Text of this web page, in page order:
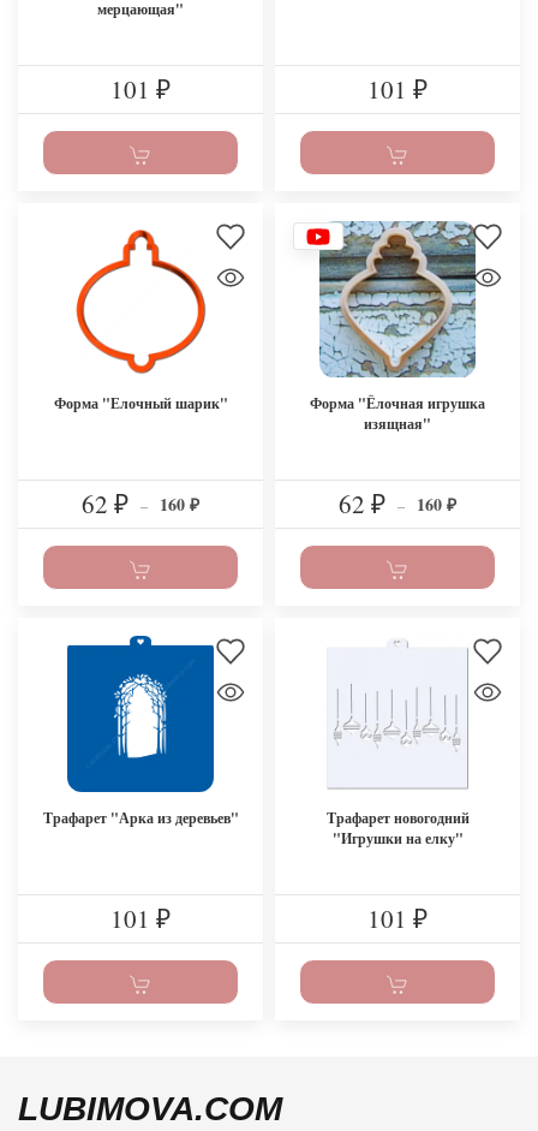
мерцающая"
101 ₽ 101 ₽
Форма "Елочный шарик"
62 ₽ – 160 ₽
Форма "Ёлочная игрушка
изящная"
62 ₽ – 160 ₽
Трафарет "Арка из деревьев"
101 ₽
Трафарет новогодний
"Игрушки на елку"
101 ₽
LUBIMOVA.COM